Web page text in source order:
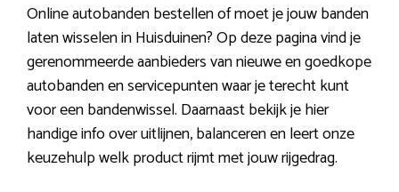
Online autobanden bestellen of moet je jouw banden
laten wisselen in Huisduinen? Op deze pagina vind je
gerenommeerde aanbieders van nieuwe en goedkope
autobanden en servicepunten waar je terecht kunt
voor een bandenwissel. Daarnaast bekijk je hier
handige info over uitlijnen, balanceren en leert onze
keuzehulp welk product rijmt met jouw rijgedrag.